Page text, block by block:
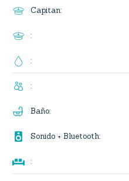
Capitan:
:
:
:
Baño:
 Sonido + Bluetooth:
 :